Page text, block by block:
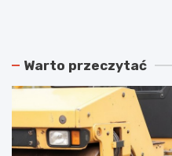
o
ł
a
d
j
p
o
ż
Warto przeczytać